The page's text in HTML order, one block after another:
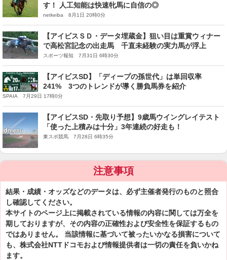
す！ 人工知能は快速牝馬に自信の◎
netkeiba 8月1日 20時0分
【アイビスＳＤ・データ埋蔵金】狙い目は重賞ウィナー
で高松宮記念の出走馬 千直未経験の実力馬が浮上
スポーツ報知 7月31日 6時30分
【アイビスSD】「ディープの孫世代」は単回収率
241% 3つのトレンドが導く勝負馬券を紹介
SPAIA 7月29日 17時0分
【アイビスSD・先取り予想】9歳馬ウイングレイテスト
「使った上積みは十分」3年連続の好走も！
東スポ競馬 7月28日 6時35分
注意事項
結果・成績・オッズなどのデータは、必ず主催者発行のものと照合
し確認してください。
本サイトのページ上に掲載されている情報の内容に関しては万全を
期しておりますが、その内容の正確性および安全性を保証するもの
ではありません。 当該情報に基づいて被ったいかなる損害について
も、株式会社NTTドコモおよび情報提供者は一切の責任を負いかね
ます。